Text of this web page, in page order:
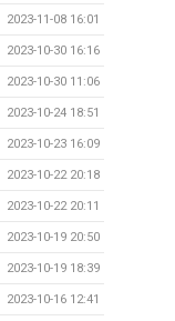
2023-11-08 16:01
2023-10-30 16:16
2023-10-30 11:06
2023-10-24 18:51
2023-10-23 16:09
2023-10-22 20:18
2023-10-22 20:11
2023-10-19 20:50
2023-10-19 18:39
2023-10-16 12:41